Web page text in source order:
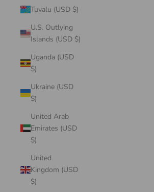
Tuvalu (USD $)
U.S. Outlying
Islands (USD $)
Uganda (USD
$)
Ukraine (USD
$)
United Arab
Emirates (USD
$)
United
Kingdom (USD
$)